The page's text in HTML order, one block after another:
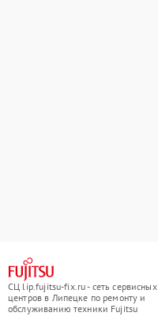
СЦ lip.fujitsu-fix.ru - сеть сервисных
центров в Липецке по ремонту и
обслуживанию техники Fujitsu